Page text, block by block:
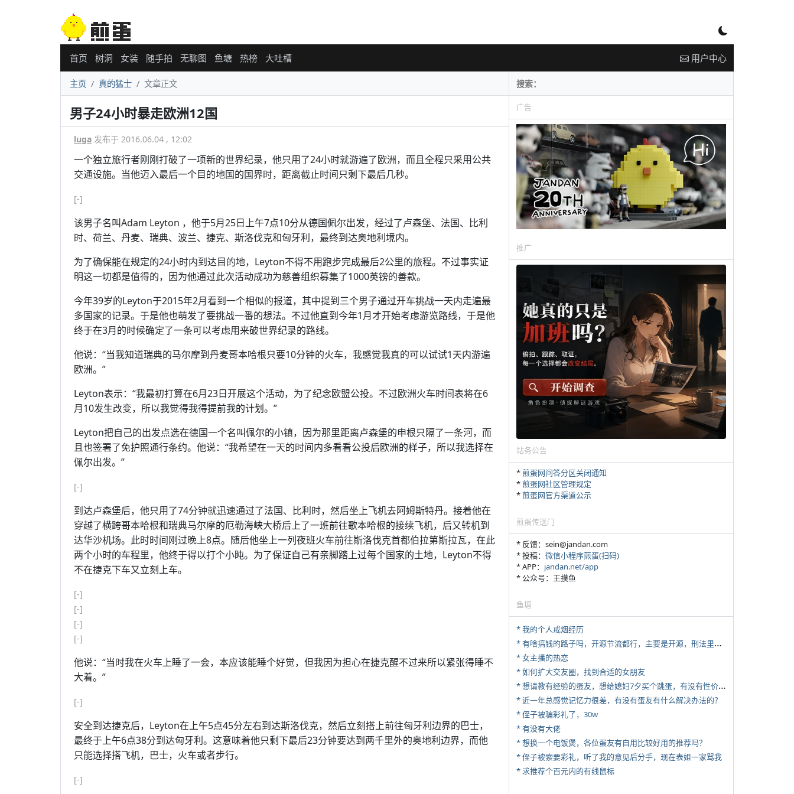
首页 树洞 女装 随手拍 无聊图 鱼塘 热榜 大吐槽 用户中心
主页 真的猛士 文章正文
男子24小时暴走欧洲12国
luga 发布于 2016.06.04 , 12:02
一个独立旅行者刚刚打破了一项新的世界纪录，他只用了24小时就游遍了欧洲，而且全程只采用公共
交通设施。当他迈入最后一个目的地国的国界时，距离截止时间只剩下最后几秒。
[-]
该男子名叫Adam Leyton ，他于5月25日上午7点10分从德国佩尔出发，经过了卢森堡、法国、比利
时、荷兰、丹麦、瑞典、波兰、捷克、斯洛伐克和匈牙利，最终到达奥地利境内。
为了确保能在规定的24小时内到达目的地，Leyton不得不用跑步完成最后2公里的旅程。不过事实证
明这一切都是值得的，因为他通过此次活动成功为慈善组织募集了1000英镑的善款。
今年39岁的Leyton于2015年2月看到一个相似的报道，其中提到三个男子通过开车挑战一天内走遍最
多国家的记录。于是他也萌发了要挑战一番的想法。不过他直到今年1月才开始考虑游览路线，于是他
终于在3月的时候确定了一条可以考虑用来破世界纪录的路线。
他说：“当我知道瑞典的马尔摩到丹麦哥本哈根只要10分钟的火车，我感觉我真的可以试试1天内游遍
欧洲。”
Leyton表示：“我最初打算在6月23日开展这个活动，为了纪念欧盟公投。不过欧洲火车时间表将在6
月10发生改变，所以我觉得我得提前我的计划。”
Leyton把自己的出发点选在德国一个名叫佩尔的小镇，因为那里距离卢森堡的申根只隔了一条河，而
且也签署了免护照通行条约。他说：“我希望在一天的时间内多看看公投后欧洲的样子，所以我选择在
佩尔出发。”
[-]
到达卢森堡后，他只用了74分钟就迅速通过了法国、比利时，然后坐上飞机去阿姆斯特丹。接着他在
穿越了横跨哥本哈根和瑞典马尔摩的厄勒海峡大桥后上了一班前往歌本哈根的接续飞机，后又转机到
达华沙机场。此时时间刚过晚上8点。随后他坐上一列夜班火车前往斯洛伐克首都伯拉第斯拉瓦，在此
两个小时的车程里，他终于得以打个小盹。为了保证自己有亲脚踏上过每个国家的土地，Leyton不得
不在捷克下车又立刻上车。
[-]
[-]
[-]
[-]
他说：“当时我在火车上睡了一会，本应该能睡个好觉，但我因为担心在捷克醒不过来所以紧张得睡不
大着。”
[-]
安全到达捷克后，Leyton在上午5点45分左右到达斯洛伐克，然后立刻搭上前往匈牙利边界的巴士，
最终于上午6点38分到达匈牙利。这意味着他只剩下最后23分钟要达到两千里外的奥地利边界，而他
只能选择搭飞机，巴士，火车或者步行。
[-]
广告
推广
站务公告
*煎蛋网问答分区关闭通知
*煎蛋网社区管理规定
*煎蛋网官方渠道公示
煎蛋传送门
* 反馈：sein@jandan.com
* 投稿： 微信小程序煎蛋(扫码)
* APP： jandan.net/app
* 公众号：王摸鱼
鱼塘
* 我的个人戒烟经历
*
有啥搞钱的路子吗，开源节流都行，主要是开源，刑法里的咱不做
* 女主播的热恋
* 如何扩大交友圈，找到合适的女朋友
*
想请教有经验的蛋友，想给媳妇7夕买个跳蛋，有没有性价比高的推荐
* 近一年总感觉记忆力很差，有没有蛋友有什么解决办法的？
* 侄子被骗彩礼了，30w
* 有没有大佬
* 想换一个电饭煲，各位蛋友有自用比较好用的推荐吗？
* 侄子被索要彩礼，听了我的意见后分手，现在表姐一家骂我
* 求推荐个百元内的有线鼠标